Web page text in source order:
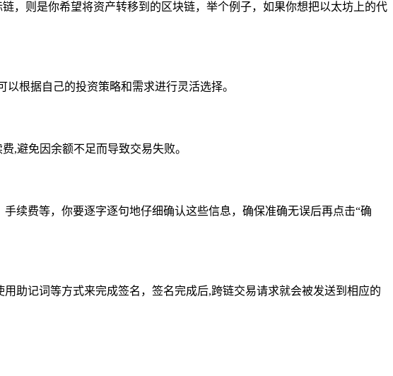
，则是你希望将资产转移到的区块链，举个例子，如果你想把以太坊上的代
根据自己的投资策略和需求进行灵活选择。
,避免因余额不足而导致交易失败。
续费等，你要逐字逐句地仔细确认这些信息，确保准确无误后再点击“确
助记词等方式来完成签名，签名完成后,跨链交易请求就会被发送到相应的